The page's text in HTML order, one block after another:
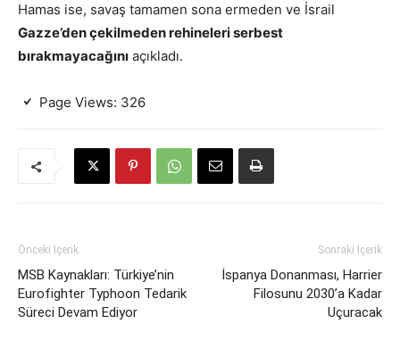
Hamas ise, savaş tamamen sona ermeden ve İsrail
Gazze’den çekilmeden rehineleri serbest
bırakmayacağını açıkladı.
Page Views: 326
Önceki İçerik
MSB Kaynakları: Türkiye’nin
Eurofighter Typhoon Tedarik
Süreci Devam Ediyor
Sonraki İçerik
İspanya Donanması, Harrier
Filosunu 2030’a Kadar
Uçuracak